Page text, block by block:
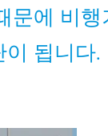
문에 비
이 됩니다.